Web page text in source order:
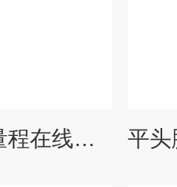
SJG-3083型大量程在线酸碱浓度计